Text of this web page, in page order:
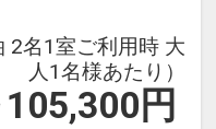
2名1室ご利用時 大
人1名様あたり）
円